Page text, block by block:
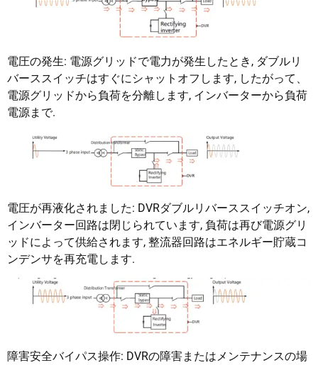
電圧の発生: 電源グリッドで電力が発生したとき, ダブルリ
バーススイッチはすぐにシャットオフします, したがって、
電源グリッドから負荷を分離します, インバーターから負荷
電源まで.
電圧が再液化されました: DVRダブルリバーススイッチオン,
インバーター回路は閉じられています, 負荷は再び電源グリ
ッドによって供給されます, 整流器回路はエネルギー貯蔵コ
ンデンサを再充電します.
障害安全バイパス操作: DVRの障害またはメンテナンスの場